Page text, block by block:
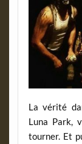
La vérité
Luna Park,
tourner. Et